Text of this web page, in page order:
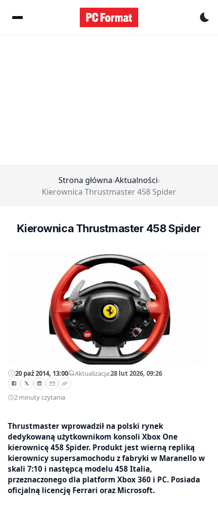
Strona główna›Aktualności›
Kierownica Thrustmaster 458 Spider
Kierownica Thrustmaster 458 Spider
20 paź 2014, 13:00—Aktualizacja:28 lut 2026, 09:26
2 minuty czytania
Thrustmaster wprowadził na polski rynek
dedykowaną użytkownikom konsoli Xbox One
kierownicę 458 Spider. Produkt jest wierną repliką
kierownicy supersamochodu z fabryki w Maranello w
skali 7:10 i następcą modelu 458 Italia,
przeznaczonego dla platform Xbox 360 i PC. Posiada
oficjalną licencję Ferrari oraz Microsoft.